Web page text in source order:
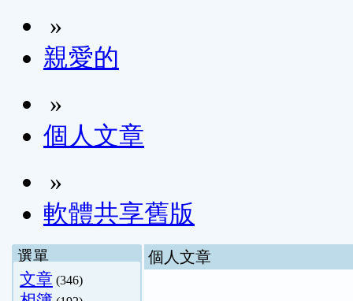
»
親愛的
»
個人文章
»
軟體共享舊版
選單
文章 (346)
個人文章